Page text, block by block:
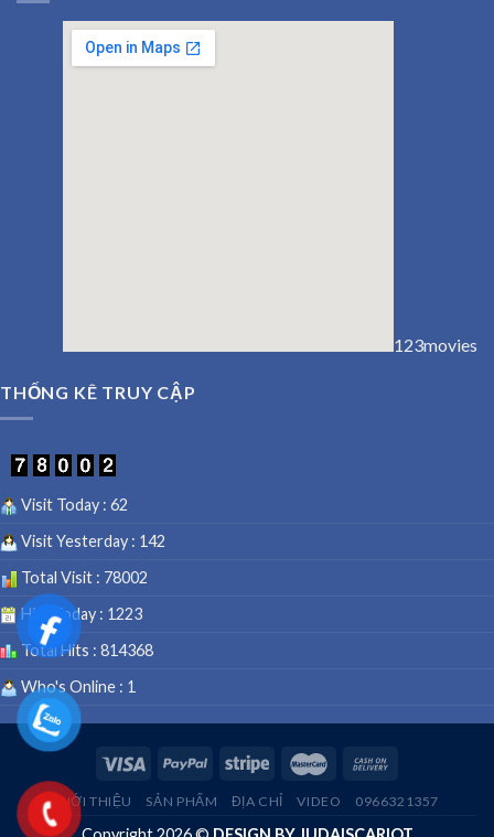
123movies
THỐNG KÊ TRUY CẬP
Visit Today : 62
Visit Yesterday : 142
Total Visit : 78002
Hits Today : 1223
Total Hits : 814368
Who's Online : 1
GIỚI THIỆU SẢN PHẨM ĐỊA CHỈ VIDEO 0966321357